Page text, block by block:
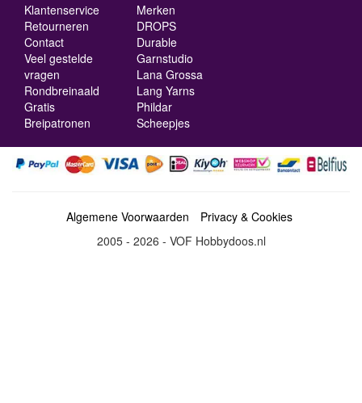
Klantenservice
Retourneren
Contact
Veel gestelde
vragen
Rondbreinaald
Gratis
Breipatronen
Merken
DROPS
Durable
Garnstudio
Lana Grossa
Lang Yarns
Phildar
Scheepjes
Algemene Voorwaarden
Privacy & Cookies
2005 - 2026 - VOF Hobbydoos.nl